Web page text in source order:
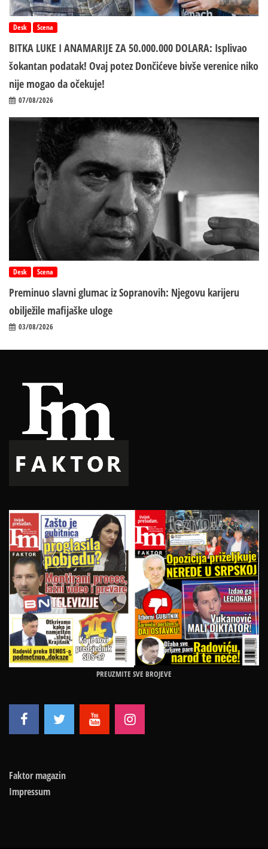
Desk Scena
BITKA LUKE I ANAMARIJE ZA 50.000.000 DOLARA: Isplivao
šokantan podatak! Ovaj potez Dončićeve bivše verenice niko
nije mogao da očekuje!
07/08/2026
Desk Scena
Preminuo slavni glumac iz Sopranovih: Njegovu karijeru
obilježile mafijaške uloge
03/08/2026
PREUZMITE SVE BROJEVE
Faktor magazin
Impressum